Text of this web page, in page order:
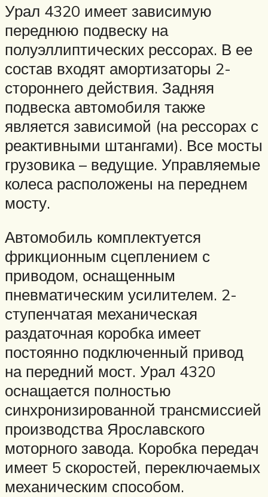
Урал 4320 имеет зависимую
переднюю подвеску на
полуэллиптических рессорах. В ее
состав входят амортизаторы 2-
стороннего действия. Задняя
подвеска автомобиля также
является зависимой (на рессорах с
реактивными штангами). Все мосты
грузовика – ведущие. Управляемые
колеса расположены на переднем
мосту.
Автомобиль комплектуется
фрикционным сцеплением с
приводом, оснащенным
пневматическим усилителем. 2-
ступенчатая механическая
раздаточная коробка имеет
постоянно подключенный привод
на передний мост. Урал 4320
оснащается полностью
синхронизированной трансмиссией
производства Ярославского
моторного завода. Коробка передач
имеет 5 скоростей, переключаемых
механическим способом.